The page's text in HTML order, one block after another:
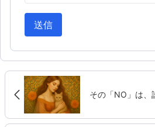
送信
その「NO」は